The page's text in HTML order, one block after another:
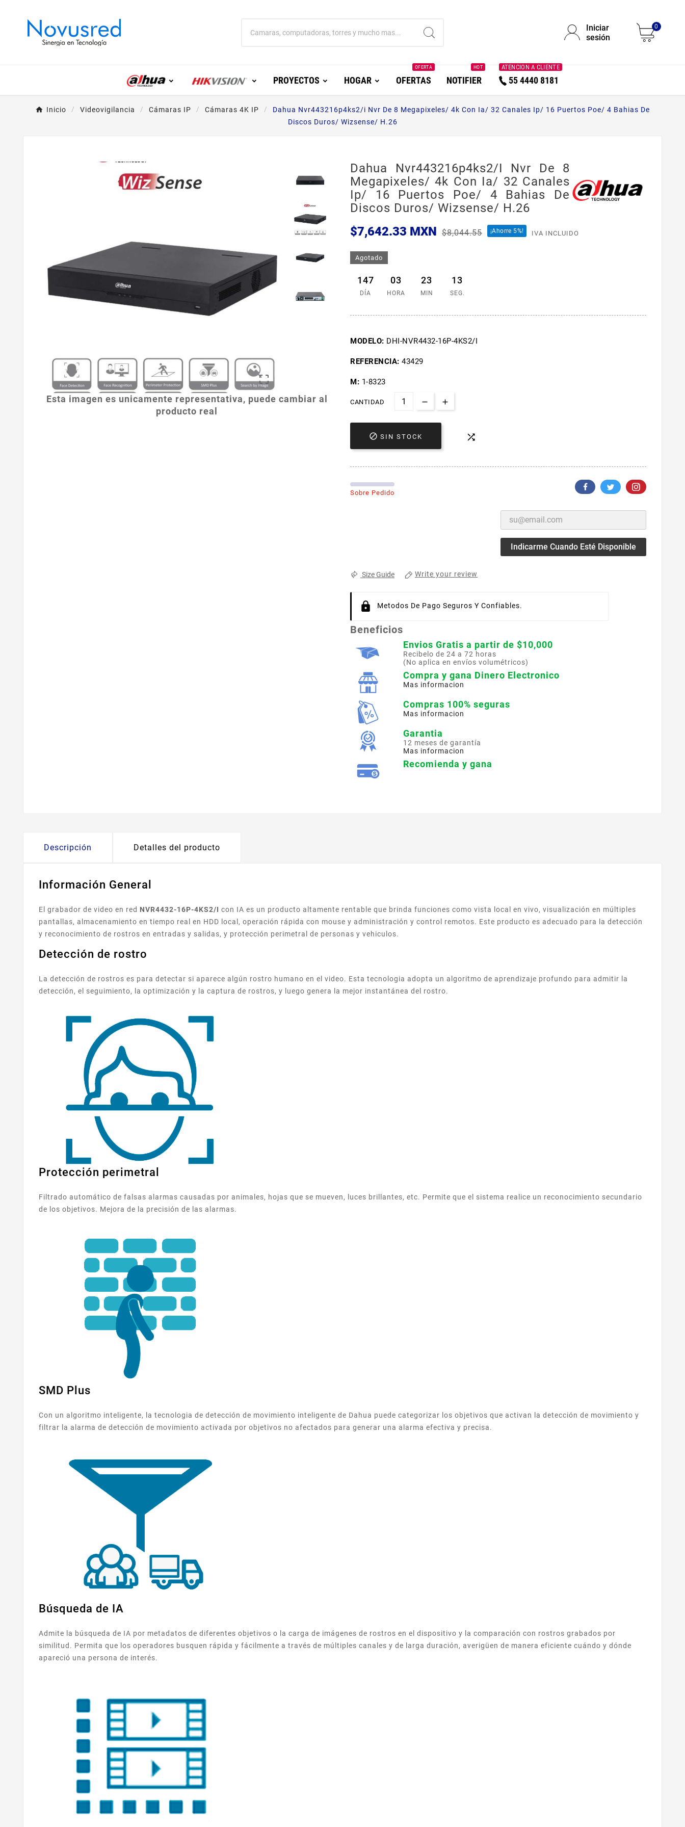
Iniciar
sesión
0
PROYECTOS HOGAR OFERTAS
OFERTA
NOTIFIER
HOT
55 4440 8181
ATENCION A CLIENTE
Inicio Videovigilancia Cámaras IP Cámaras 4K IP
Dahua Nvr443216p4ks2/i Nvr De 8 Megapixeles/ 4k Con Ia/ 32 Canales Ip/ 16 Puertos Poe/ 4 Bahias De
Discos Duros/ Wizsense/ H.26

Esta imagen es unicamente representativa, puede cambiar al
producto real
Dahua Nvr443216p4ks2/i Nvr De 8
Megapixeles/ 4k Con Ia/ 32 Canales
Ip/ 16 Puertos Poe/ 4 Bahias De
Discos Duros/ Wizsense/ H.26
$7,642.33 MXN $8,044.55 ¡Ahorre 5%! IVA INCLUIDO
Agotado
147
DÍA
03
HORA
23
MIN
12
SEG.
MODELO: DHI-NVR4432-16P-4KS2/I
REFERENCIA: 43429
M: 1-8323
CANTIDAD
 SIN STOCK 
Sobre Pedido
Indicarme Cuando Esté Disponible
Size Guide Write your review
Metodos De Pago Seguros Y Confiables.
Beneficios
Envios Gratis a partir de $10,000
Recibelo de 24 a 72 horas
(No aplica en envíos volumétricos)
Compra y gana Dinero Electronico
Mas informacion
Compras 100% seguras
Mas informacion
Garantia
12 meses de garantía
Mas informacion
Recomienda y gana
Descripción Detalles del producto
Información General
El grabador de video en red NVR4432-16P-4KS2/I con IA es un producto altamente rentable que brinda funciones como vista local en vivo, visualización en múltiples
pantallas, almacenamiento en tiempo real en HDD local, operación rápida con mouse y administración y control remotos. Este producto es adecuado para la detección
y reconocimiento de rostros en entradas y salidas, y protección perimetral de personas y vehiculos.
Detección de rostro
La detección de rostros es para detectar si aparece algún rostro humano en el video. Esta tecnologia adopta un algoritmo de aprendizaje profundo para admitir la
detección, el seguimiento, la optimización y la captura de rostros, y luego genera la mejor instantánea del rostro.
Protección perimetral
Filtrado automático de falsas alarmas causadas por animales, hojas que se mueven, luces brillantes, etc. Permite que el sistema realice un reconocimiento secundario
de los objetivos. Mejora de la precisión de las alarmas.
SMD Plus
Con un algoritmo inteligente, la tecnologia de detección de movimiento inteligente de Dahua puede categorizar los objetivos que activan la detección de movimiento y
filtrar la alarma de detección de movimiento activada por objetivos no afectados para generar una alarma efectiva y precisa.
Búsqueda de IA
Admite la búsqueda de IA por metadatos de diferentes objetivos o la carga de imágenes de rostros en el dispositivo y la comparación con rostros grabados por
similitud. Permita que los operadores busquen rápida y fácilmente a través de múltiples canales y de larga duración, averigüen de manera eficiente cuándo y dónde
apareció una persona de interés.